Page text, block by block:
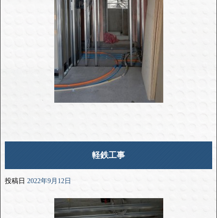
軽鉄工事
投稿日 2022年9月12日